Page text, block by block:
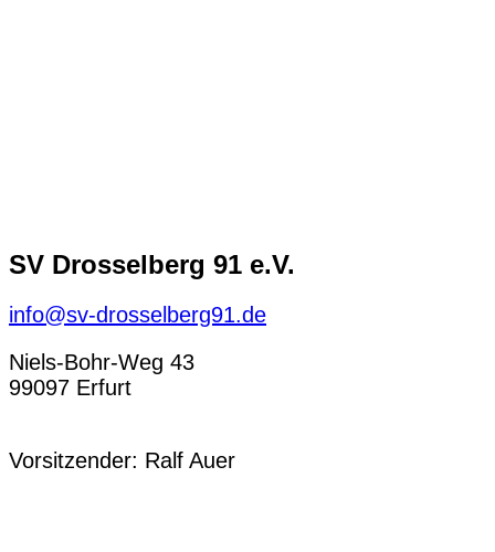
SV Drosselberg 91 e.V.
info@sv-drosselberg91.de
Niels-Bohr-Weg 43
99097 Erfurt
Vorsitzender: Ralf Auer